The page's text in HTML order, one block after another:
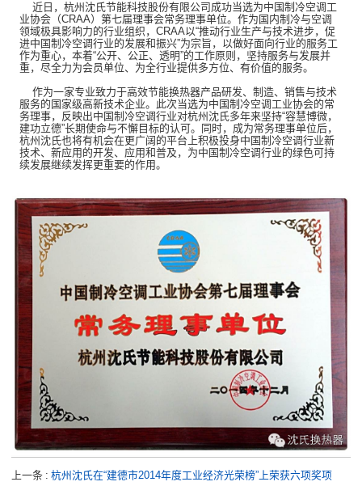
近日，杭州沈氏节能科技股份有限公司成功当选为中国制冷空调工
业协会（CRAA）第七届理事会常务理事单位。作为国内制冷与空调
领域极具影响力的行业组织，CRAA以“推动行业生产与技术进步，促
进中国制冷空调行业的发展和振兴”为宗旨，以做好面向行业的服务工
作为重心，本着“公开、公正、透明”的工作原则，坚持服务与发展并
重，尽全力为会员单位、为全行业提供多方位、有价值的服务。
作为一家专业致力于高效节能换热器产品研发、制造、销售与技术
服务的国家级高新技术企业。此次当选为中国制冷空调工业协会的常
务理事，反映出中国制冷空调行业对杭州沈氏多年来坚持“容慧博微，
建功立德”长期使命与不懈目标的认可。同时，成为常务理事单位后，
杭州沈氏也将有机会在更广阔的平台上积极投身中国制冷空调行业新
技术、新应用的开发、应用和普及，为中国制冷空调行业的绿色可持
续发展继续发挥更重要的作用。
上一条
杭州沈氏在“建德市2014年度工业经济光荣榜”上荣获六项奖项